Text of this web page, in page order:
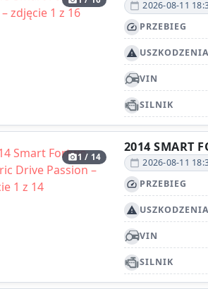
calendar_today 2026-08-11
speed PRZEBIEG
report_problem USZKODZENIA
VIN
SILNIK
photo_camera1 / 14
2014 SMART
calendar_today 2026-08-11
speed PRZEBIEG
report_problem USZKODZENIA
VIN
SILNIK